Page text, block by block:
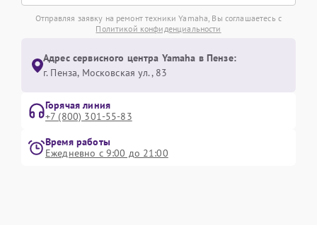
Отправляя заявку на ремонт техники Yamaha, Вы соглашаетесь с
Политикой конфиденциальности
Адрес сервисного центра Yamaha в Пензе:
г. Пенза, Московская ул., 83
Горячая линия
+7 (800) 301-55-83
Время работы
Ежедневно с 9:00 до 21:00